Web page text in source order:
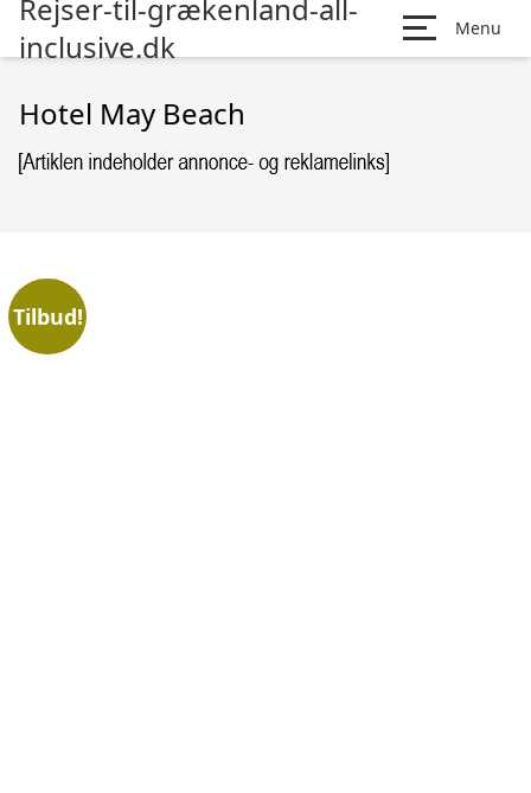
Rejser-til-grækenland-all-
inclusive.dk
Menu
Hotel May Beach
Tilbud!